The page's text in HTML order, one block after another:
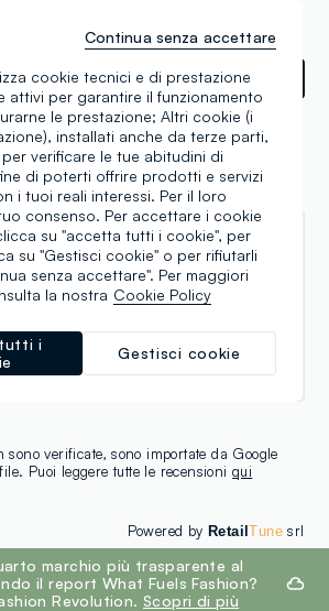
Indicazioni
15 лет,по качеству
для посещения
sono verificate, sono importate da Google
Puoi leggere tutte le recensioniqui
Powered by RetailTunesrl
marchio più trasparente al
il report What Fuels Fashion?
Revolution. Scopri di più
cookie tecnici e di prestazione
attivi per garantire il funzionamento
le prestazione; Altri cookie (i
installati anche da terze parti,
verificare le tue abitudini di
di poterti offrire prodotti e servizi
i tuoi reali interessi. Per il loro
consenso. Per accettare i cookie
su "accetta tutti i cookie", per
su "Gestisci cookie" o per rifiutarli
senza accettare". Per maggiori
la nostra Cookie Policy
Gestisci cookie
i
Continua senza accettare